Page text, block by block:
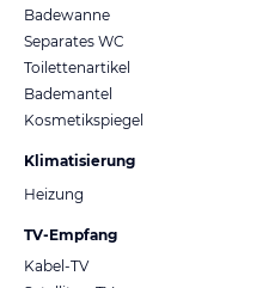
Badewanne
Separates WC
Toilettenartikel
Bademantel
Kosmetikspiegel
Klimatisierung
Heizung
TV-Empfang
Kabel-TV